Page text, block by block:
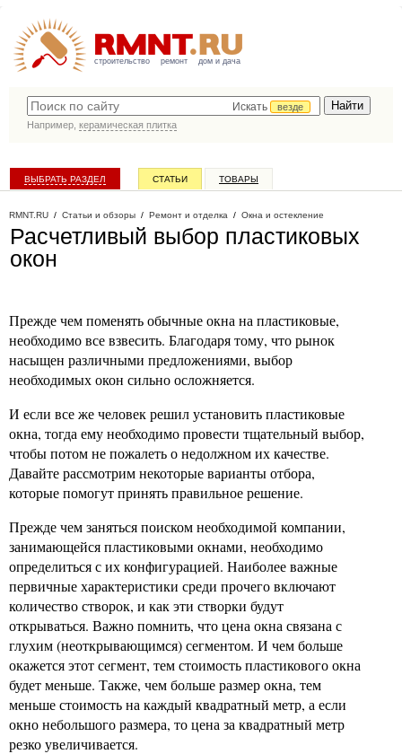
строительство ремонт дом и дача
Искать
везде
Например, керамическая плитка
ВЫБРАТЬ РАЗДЕЛ СТАТЬИ ТОВАРЫ
RMNT.RU / Статьи и обзоры / Ремонт и отделка / Окна и остекление
Расчетливый выбор пластиковых
окон
Прежде чем поменять обычные окна на пластиковые,
необходимо все взвесить. Благодаря тому, что рынок
насыщен различными предложениями, выбор
необходимых окон сильно осложняется.
И если все же человек решил установить пластиковые
окна, тогда ему необходимо провести тщательный выбор,
чтобы потом не пожалеть о недолжном их качестве.
Давайте рассмотрим некоторые варианты отбора,
которые помогут принять правильное решение.
Прежде чем заняться поиском необходимой компании,
занимающейся пластиковыми окнами, необходимо
определиться с их конфигурацией. Наиболее важные
первичные характеристики среди прочего включают
количество створок, и как эти створки будут
открываться. Важно помнить, что цена окна связана с
глухим (неоткрывающимся) сегментом. И чем больше
окажется этот сегмент, тем стоимость пластикового окна
будет меньше. Также, чем больше размер окна, тем
меньше стоимость на каждый квадратный метр, а если
окно небольшого размера, то цена за квадратный метр
резко увеличивается.